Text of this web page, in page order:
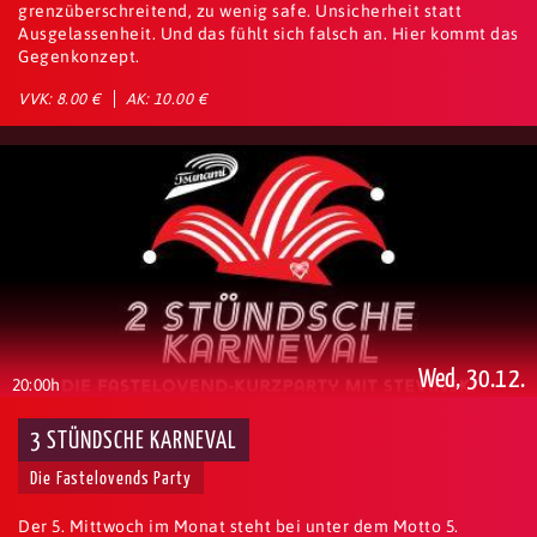
grenzüberschreitend, zu wenig safe. Unsicherheit statt
Ausgelassenheit. Und das fühlt sich falsch an. Hier kommt das
Gegenkonzept.
VVK: 8.00 € AK: 10.00 €
20:00h Wed, 30.12.
3 STÜNDSCHE KARNEVAL
Die Fastelovends Party
Der 5. Mittwoch im Monat steht bei unter dem Motto 5.